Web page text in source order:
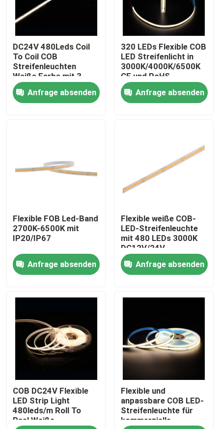
Über uns
Produkte
Videos
LED Streifen - Hoher CRI
LED Streifen - COB
LED Streifen - RGB
LED Streifen - einfarbig
LED Streifen - CCT
DC24V 480Leds Coil
To Coil COB
Streifenleuchten
Weiße Farbe mit 3-
Jahres-Garantie CRI
90+ CE/ROHS
aufgeführt
Anfrage absenden
320 LEDs Flexible COB
LED Streifenlicht in
3000K/4000K/6500K
CE und RoHS
zertifiziert 24V/12V
Anfrage absenden
Flexible FOB Led-Band
2700K-6500K mit
IP20/IP67
Anfrage absenden
Flexible weiße COB-
LED-Streifenleuchte
mit 480 LEDs 3000K
DC12V/24V
Anfrage absenden
COB DC24V Flexible
LED Strip Light
480leds/m Roll To
Reel Weiße
Flexible und
anpassbare COB LED-
Streifenleuchte für
kommerzielle